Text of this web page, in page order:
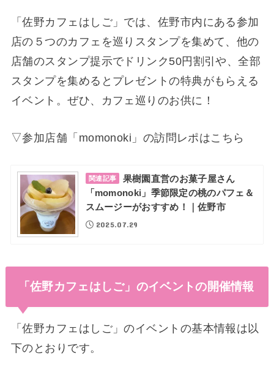
「佐野カフェはしご」では、佐野市内にある参加
店の５つのカフェを巡りスタンプを集めて、他の
店舗のスタンプ提示でドリンク50円割引や、全部
スタンプを集めるとプレゼントの特典がもらえる
イベント。ぜひ、カフェ巡りのお供に！
▽参加店舗「momonoki」の訪問レポはこちら
関連記事
果樹園直営のお菓子屋さん
「momonoki」季節限定の桃のパフェ＆
スムージーがおすすめ！｜佐野市
2025.07.29
「佐野カフェはしご」のイベントの開催情報
「佐野カフェはしご」のイベントの基本情報は以
下のとおりです。